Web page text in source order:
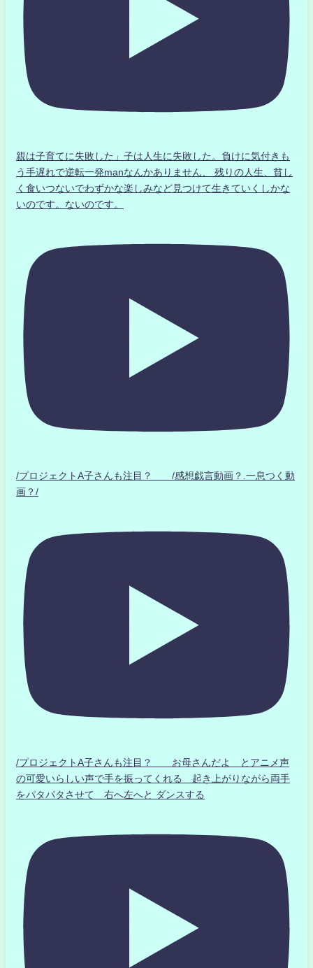
親は子育てに失敗した」子は人生に失敗した。負けに気付きも
う手遅れで逆転一発manなんかありません、 残りの人生、貧し
く食いつないでわずかな楽しみなど見つけて生きていくしかな
いのです。ないのです。
/プロジェクトA子さんも注目？ /感想戯言動画？.一息つく動
画？/
/プロジェクトA子さんも注目？ お母さんだよ とアニメ声
の可愛いらしい声で手を振ってくれる 起き上がりながら両手
をパタパタさせて 右へ左へと ダンスする